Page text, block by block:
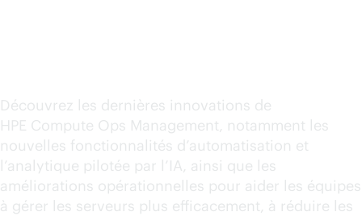
Découvrez les dernières innovations de
HPE Compute Ops Management, notamment les
nouvelles fonctionnalités d’automatisation et
l’analytique pilotée par l’IA, ainsi que les
améliorations opérationnelles pour aider les équipes
à gérer les serveurs plus efficacement, à réduire les